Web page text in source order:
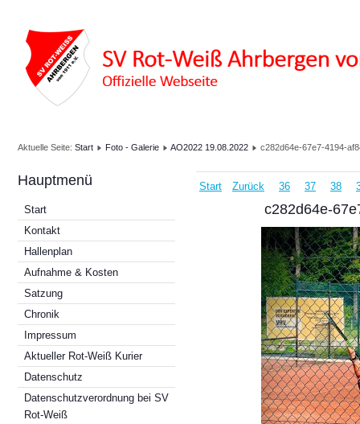
Aktuelle Seite: Start Foto - Galerie AO2022 19.08.2022 c282d64e-67e7-4194-
Hauptmenü
Start
Kontakt
Hallenplan
Aufnahme & Kosten
Satzung
Chronik
Impressum
Aktueller Rot-Weiß Kurier
Datenschutz
Datenschutzverordnung bei SV
Rot-Weiß
Start Zurück 36 37 38
c282d64e-